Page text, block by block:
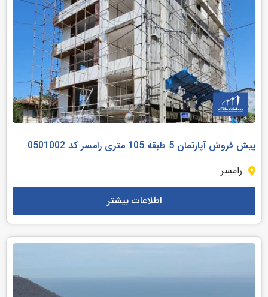
پیش فروش آپارتمان 5 طبقه 105 متری رامسر کد 0501002
رامسر
اطلاعات بیشتر